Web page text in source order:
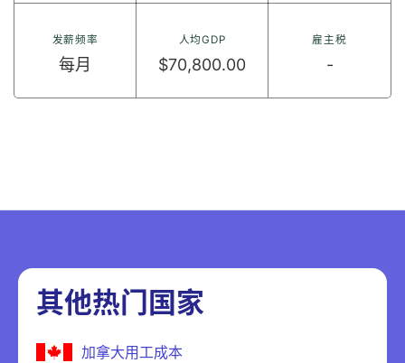
发薪频率
每月
人均GDP
$70,800.00
雇主税
-
其他热门国家
加拿大用工成本